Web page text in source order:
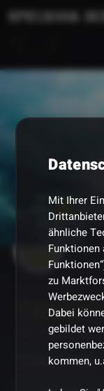
Vor 6 Monaten
Tridentia ENG
Mit Ihrer
ähnliche
Funktionen
zu
Dabei
gebildet
kommen,